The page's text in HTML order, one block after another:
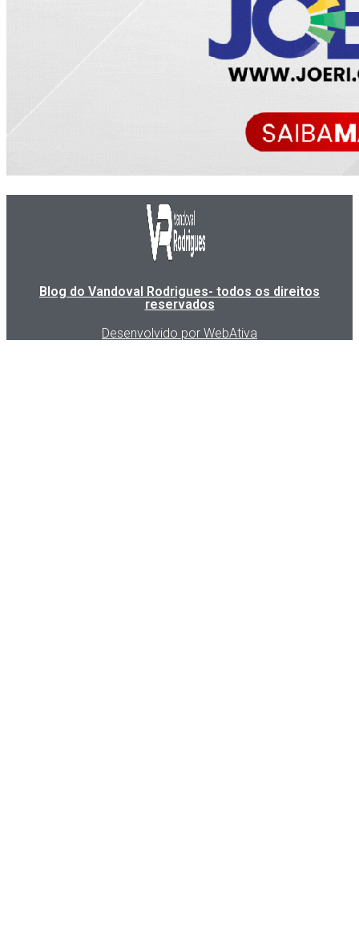
Blog do Vandoval Rodrigues- todos os direitos
reservados
Desenvolvido por WebAtiva